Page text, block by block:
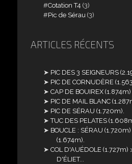
Cotation T4 (3)
Pic de Sérau (3)
ARTICLES RÉCENTS
PIC DES 3 SEIGNEURS
PIC DE CORNUDÈRE
CAP DE BOUIREX (1.874m)
PIC DE MAIL BLANC
PIC DE SÉRAU (1.720m).
TUC DES PELATES
BOUCLE : SÉRAU
(1.674m).
COL D'AUÉDOLE (1.727m)
D'ÉLIET...